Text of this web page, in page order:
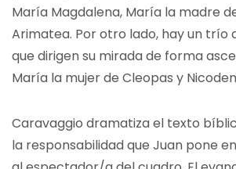
María Magdalena, María la madre
Arimatea. Por otro lado, hay un trío
que dirigen su mirada de forma
María la mujer de Cleopas y
Caravaggio dramatiza el texto
la responsabilidad que Juan pone